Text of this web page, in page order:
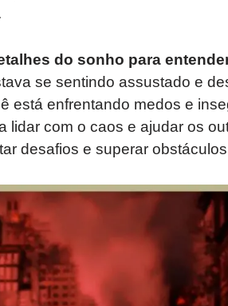
do sonho para
se sentindo assustado e
está enfrentando medos e
lidar com o caos e ajudar os
desafios e superar